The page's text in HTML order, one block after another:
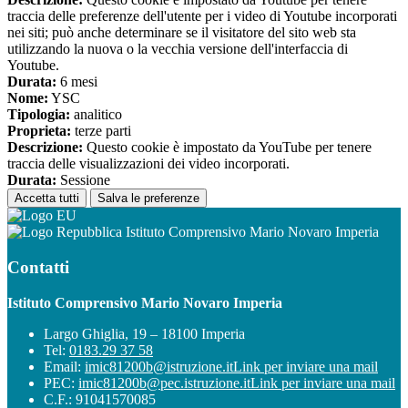
traccia delle preferenze dell'utente per i video di Youtube incorporati
nei siti; può anche determinare se il visitatore del sito web sta
utilizzando la nuova o la vecchia versione dell'interfaccia di
Youtube.
Durata: 6 mesi
Nome: YSC
Tipologia: analitico
Proprieta: terze parti
Descrizione: Questo cookie è impostato da YouTube per tenere
traccia delle visualizzazioni dei video incorporati.
Durata: Sessione
Accetta tutti Salva le preferenze
Istituto Comprensivo Mario Novaro Imperia
Contatti
Istituto Comprensivo Mario Novaro Imperia
Largo Ghiglia, 19 – 18100 Imperia
Tel: 0183.29 37 58
Email: imic81200b@istruzione.itLink per inviare una mail
PEC: imic81200b@pec.istruzione.itLink per inviare una mail
C.F.: 91041570085